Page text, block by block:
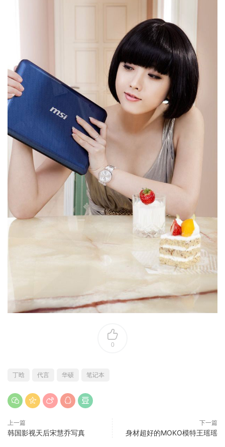
0
丁晗 代言 华硕 笔记本
上一篇
韩国影视天后宋慧乔写真
下一篇
身材超好的MOKO模特王瑶瑶